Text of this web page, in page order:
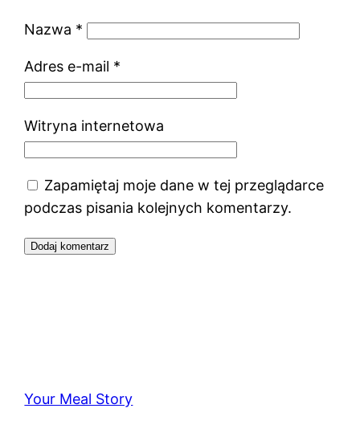
Nazwa *
Adres e-mail *
Witryna internetowa
Zapamiętaj moje dane w tej przeglądarce
podczas pisania kolejnych komentarzy.
Your Meal Story